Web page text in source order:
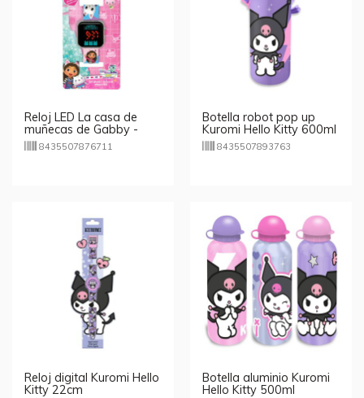
Reloj LED La casa de
muñecas de Gabby -
rosa8435507876711
Botella robot pop up
Kuromi Hello Kitty 600ml
8435507893763
Reloj digital Kuromi Hello
Kitty 22cm
Botella aluminio Kuromi
Hello Kitty 500ml